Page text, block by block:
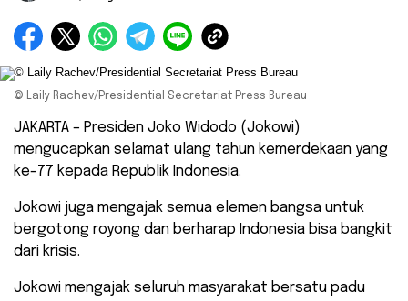
© Laily Rachev/Presidential Secretariat Press Bureau
JAKARTA – Presiden Joko Widodo (Jokowi)
mengucapkan selamat ulang tahun kemerdekaan yang
ke-77 kepada Republik Indonesia.
Jokowi juga mengajak semua elemen bangsa untuk
bergotong royong dan berharap Indonesia bisa bangkit
dari krisis.
Jokowi mengajak seluruh masyarakat bersatu padu